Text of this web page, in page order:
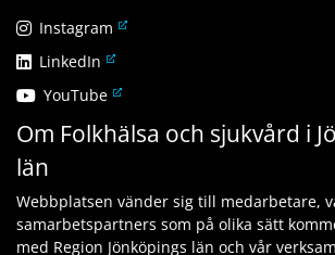
n
k
i
l
n
n
a
Instagram L
ä
k
i
a
n
LinkedIn L
n
k
l
l
a
YouTubeL
n
i
l
Om Folkhälsa och sjukvård i
län
Webbplatsen vänder sig till medarbetare,
samarbetspartners som på olika sätt
med Region Jönköpings län och vår